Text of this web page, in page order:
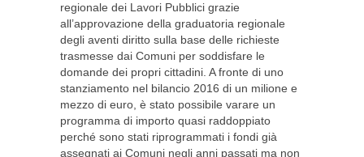
regionale dei Lavori Pubblici grazie
all’approvazione della graduatoria regionale
degli aventi diritto sulla base delle richieste
trasmesse dai Comuni per soddisfare le
domande dei propri cittadini. A fronte di uno
stanziamento nel bilancio 2016 di un milione e
mezzo di euro, è stato possibile varare un
programma di importo quasi raddoppiato
perché sono stati riprogrammati i fondi già
assegnati ai Comuni negli anni passati ma non